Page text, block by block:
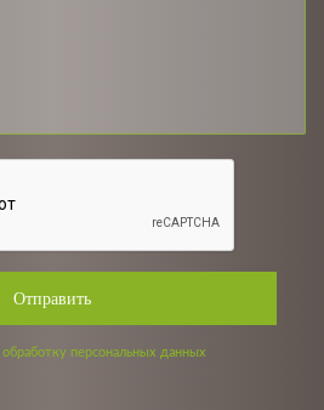
Отправить
обработку персональных данных